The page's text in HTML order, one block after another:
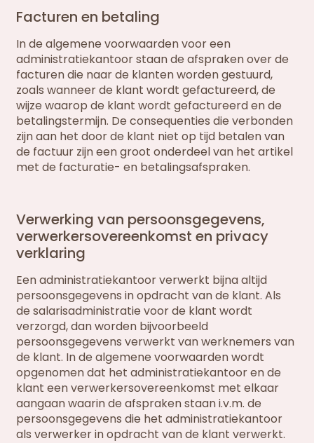
Facturen en betaling
In de algemene voorwaarden voor een
administratiekantoor staan de afspraken over de
facturen die naar de klanten worden gestuurd,
zoals wanneer de klant wordt gefactureerd, de
wijze waarop de klant wordt gefactureerd en de
betalingstermijn. De consequenties die verbonden
zijn aan het door de klant niet op tijd betalen van
de factuur zijn een groot onderdeel van het artikel
met de facturatie- en betalingsafspraken.
Verwerking van persoonsgegevens,
verwerkersovereenkomst en privacy
verklaring
Een administratiekantoor verwerkt bijna altijd
persoonsgegevens in opdracht van de klant. Als
de salarisadministratie voor de klant wordt
verzorgd, dan worden bijvoorbeeld
persoonsgegevens verwerkt van werknemers van
de klant. In de algemene voorwaarden wordt
opgenomen dat het administratiekantoor en de
klant een verwerkersovereenkomst met elkaar
aangaan waarin de afspraken staan i.v.m. de
persoonsgegevens die het administratiekantoor
als verwerker in opdracht van de klant verwerkt.